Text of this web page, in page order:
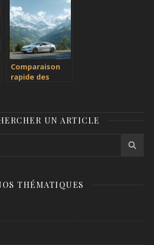
pour les
travailleurs
frontaliers
Comparaison
rapide des
UN ARTICLE
THÉMATIQUES